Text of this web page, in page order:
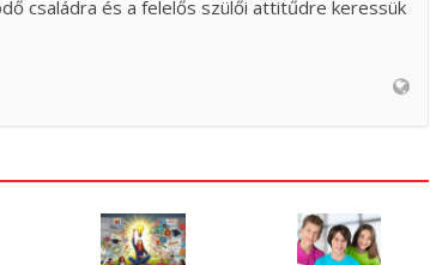
családra és a felelős szülői attitűdre keressük